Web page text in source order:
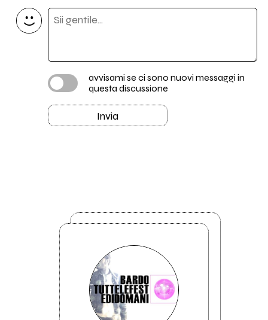
avvisami se ci sono nuovi messaggi in
questa discussione
Invia